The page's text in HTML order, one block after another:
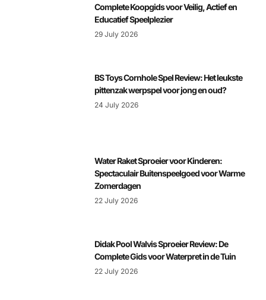
Complete Koopgids voor Veilig, Actief en
Educatief Speelplezier
29 July 2026
BS Toys Cornhole Spel Review: Het leukste
pittenzak werpspel voor jong en oud?
24 July 2026
Water Raket Sproeier voor Kinderen:
Spectaculair Buitenspeelgoed voor Warme
Zomerdagen
22 July 2026
Didak Pool Walvis Sproeier Review: De
Complete Gids voor Waterpret in de Tuin
22 July 2026